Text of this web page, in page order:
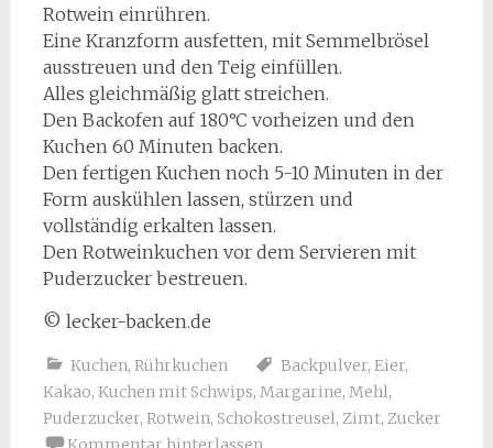
Rotwein einrühren.
Eine Kranzform ausfetten, mit Semmelbrösel
ausstreuen und den Teig einfüllen.
Alles gleichmäßig glatt streichen.
Den Backofen auf 180°C vorheizen und den
Kuchen 60 Minuten backen.
Den fertigen Kuchen noch 5-10 Minuten in der
Form auskühlen lassen, stürzen und
vollständig erkalten lassen.
Den Rotweinkuchen vor dem Servieren mit
Puderzucker bestreuen.
© lecker-backen.de
Kuchen, Rührkuchen Backpulver, Eier,
Kakao, Kuchen mit Schwips, Margarine, Mehl,
Puderzucker, Rotwein, Schokostreusel, Zimt, Zucker